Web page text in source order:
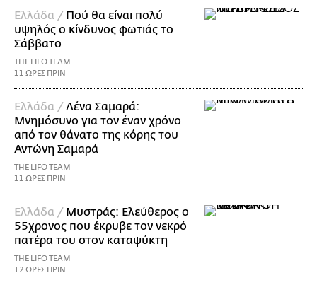
Ελλάδα / Πού θα είναι πολύ
υψηλός ο κίνδυνος φωτιάς το
Σάββατο
THE LIFO TEAM
11 ΩΡΕΣ ΠΡΙΝ
Ελλάδα /Λένα Σαμαρά:
Μνημόσυνο για τον έναν χρόνο
από τον θάνατο της κόρης του
Αντώνη Σαμαρά
THE LIFO TEAM
11 ΩΡΕΣ ΠΡΙΝ
Ελλάδα / Μυστράς: Ελεύθερος ο
55χρονος που έκρυβε τον νεκρό
πατέρα του στον καταψύκτη
THE LIFO TEAM
12 ΩΡΕΣ ΠΡΙΝ